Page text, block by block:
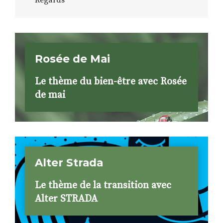
Rosée de Mai
Le thème du bien-être avec Rosée
de mai
Alter Strada
Le thème de la transition avec
Alter STRADA